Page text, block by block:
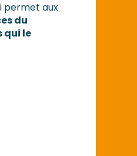
permet aux
du
qui le